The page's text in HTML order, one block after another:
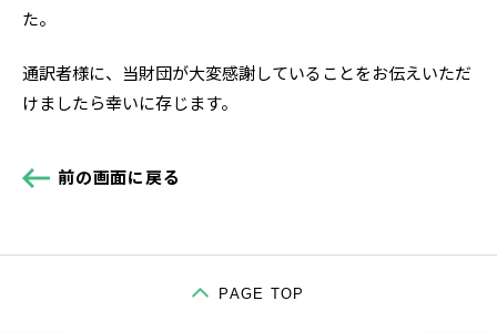
お役立ち情報
お知らせ 会社情報
た。
通訳者様に、当財団が大変感謝していることをお伝えいただ
けましたら幸いに存じます。
前の画面に戻る
PAGE TOP